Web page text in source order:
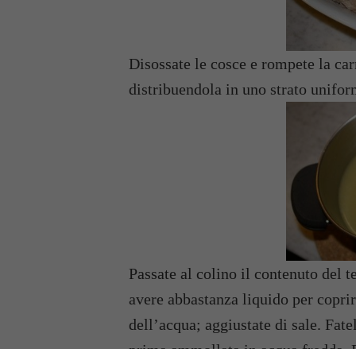
Disossate le cosce e rompete la
distribuendola in uno strato
Passate al colino il contenuto del
avere abbastanza liquido per
dell’acqua; aggiustate di sale.